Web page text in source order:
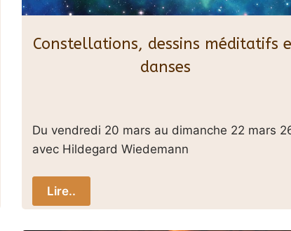
Constellations, dessins méditatifs
danses
Du vendredi 20 mars au dimanche 22 mars
avec Hildegard Wiedemann
Lire..